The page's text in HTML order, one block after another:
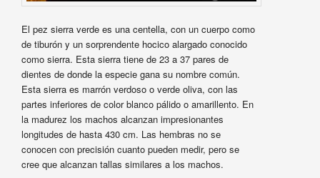
El pez sierra verde es una centella, con un cuerpo como
de tiburón y un sorprendente hocico alargado conocido
como sierra. Esta sierra tiene de 23 a 37 pares de
dientes de donde la especie gana su nombre común.
Esta sierra es marrón verdoso o verde oliva, con las
partes inferiores de color blanco pálido o amarillento. En
la madurez los machos alcanzan impresionantes
longitudes de hasta 430 cm. Las hembras no se
conocen con precisión cuanto pueden medir, pero se
cree que alcanzan tallas similares a los machos.